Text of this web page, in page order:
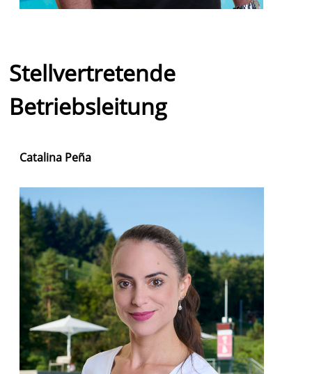
Stellvertretende
Betriebsleitung
Catalina Peña